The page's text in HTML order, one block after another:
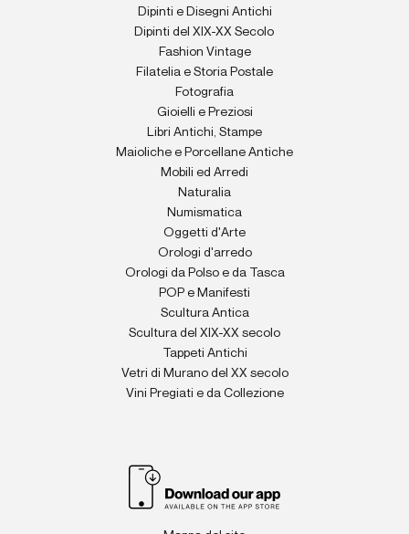
Dipinti e Disegni Antichi
Dipinti del XIX-XX Secolo
Fashion Vintage
Filatelia e Storia Postale
Fotografia
Gioielli e Preziosi
Libri Antichi, Stampe
Maioliche e Porcellane Antiche
Mobili ed Arredi
Naturalia
Numismatica
Oggetti d'Arte
Orologi d'arredo
Orologi da Polso e da Tasca
POP e Manifesti
Scultura Antica
Scultura del XIX-XX secolo
Tappeti Antichi
Vetri di Murano del XX secolo
Vini Pregiati e da Collezione